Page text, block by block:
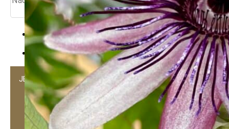
Ich möchte regelmäßig über Neuigkeiten informiert
Die abgesendeten Daten werden nur zum Zweck
JETZT AUF DIE WARTELISTE SETZEN